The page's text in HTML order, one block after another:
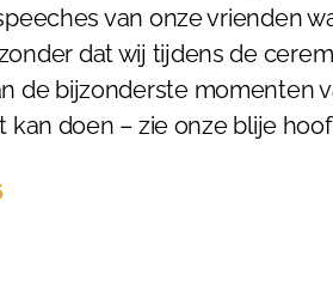
van onze vrienden
dat wij tijdens de
de bijzonderste momenten
kan doen – zie onze blije